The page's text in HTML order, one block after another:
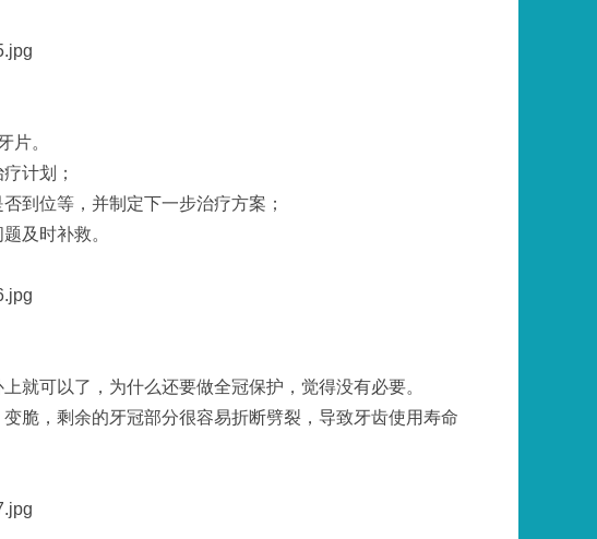
片。
计划；
到位等，并制定下一步治疗方案；
及时补救。
就可以了，为什么还要做全冠保护，觉得没有必要。
脆，剩余的牙冠部分很容易折断劈裂，导致牙齿使用寿命